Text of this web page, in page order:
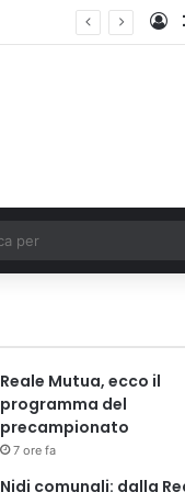
Reale Mutua, ecco il
programma del
precampionato
7 ore fa
Nidi comunali: dalla